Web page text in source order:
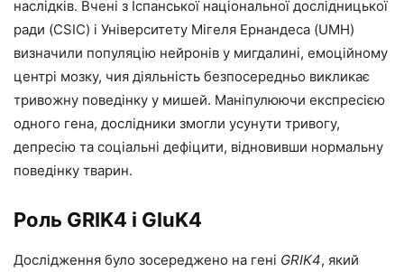
наслідків. Вчені з Іспанської національної дослідницької
ради (CSIC) і Університету Мігеля Ернандеса (UMH)
визначили популяцію нейронів у мигдалині, емоційному
центрі мозку, чия діяльність безпосередньо викликає
тривожну поведінку у мишей. Маніпулюючи експресією
одного гена, дослідники змогли усунути тривогу,
депресію та соціальні дефіцити, відновивши нормальну
поведінку тварин.
Роль GRIK4 і GluK4
Дослідження було зосереджено на гені GRIK4, який